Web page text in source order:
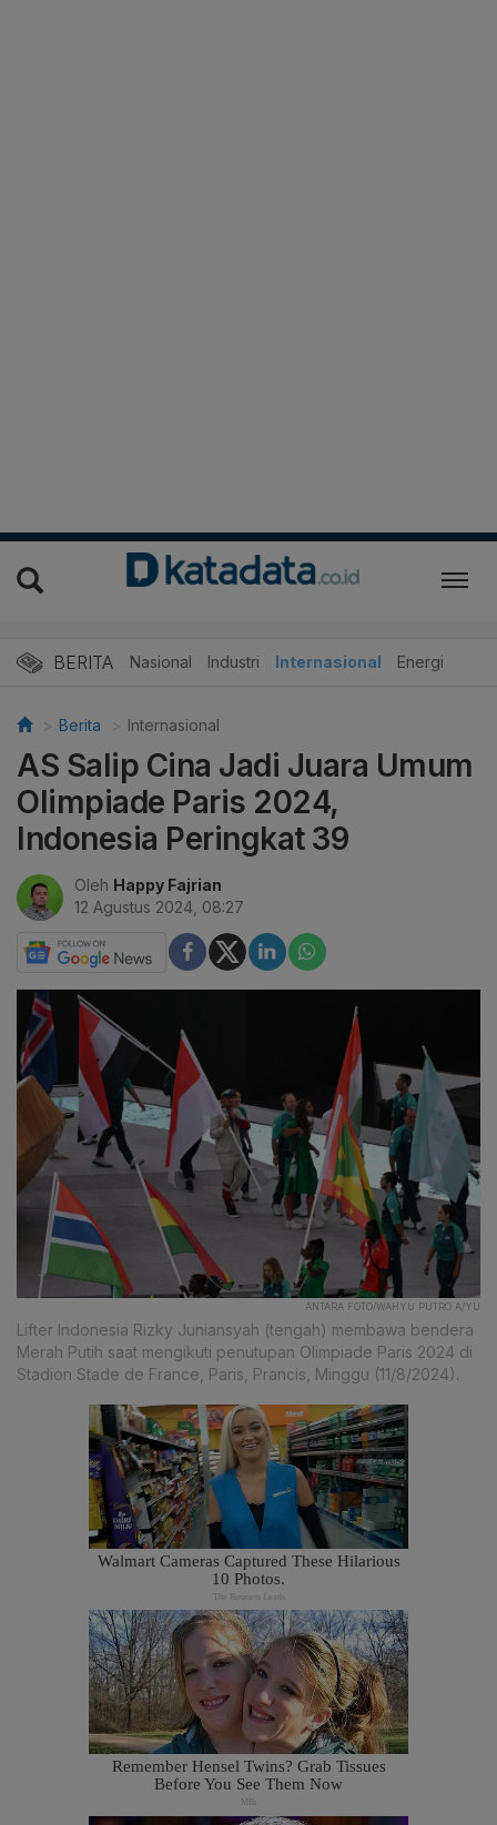
BERITA Nasional Industri Internasional Energi
Berita Internasional
AS Salip Cina Jadi Juara Umum
Olimpiade Paris 2024,
Indonesia Peringkat 39
Oleh Happy Fajrian
12 Agustus 2024, 08:27
ANTARA FOTO/WAHYU PUTRO A/YU
Lifter Indonesia Rizky Juniansyah (tengah) membawa bendera
Merah Putih saat mengikuti penutupan Olimpiade Paris 2024 di
Stadion Stade de France, Paris, Prancis, Minggu (11/8/2024).